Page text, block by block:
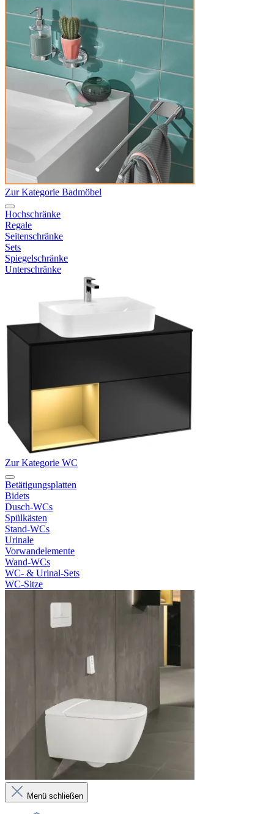
Zur Kategorie Badmöbel
Hochschränke
Regale
Seitenschränke
Sets
Spiegelschränke
Unterschränke
Zur Kategorie WC
Betätigungsplatten
Bidets
Dusch-WCs
Spülkästen
Stand-WCs
Urinale
Vorwandelemente
Wand-WCs
WC- & Urinal-Sets
WC-Sitze
Menü schließen